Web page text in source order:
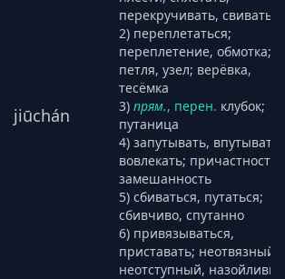
jiūchán
перекручивать, свивать
2) переплетаться;
переплетение, обмотка;
петля, узел; верёвка,
тесёмка
3) прям., перен. клубок;
путаница
4) запутывать, впутывать,
вовлекать; причастность,
замешанность
5) сбиваться, путаться;
сбивчиво, спутанно
6) привязываться,
приставать; неотвязный,
неотступный,